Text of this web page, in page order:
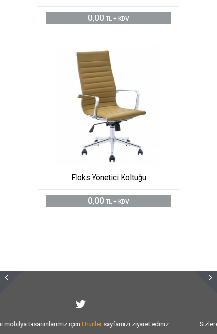
0,00 TL + KDV
Floks Yönetici Koltuğu
0,00 TL + KDV
Sizlere vermiş olduğumuzhizmet kalitesiniartırmak için var gücümüzle